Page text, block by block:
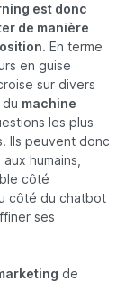
est donc
de manière
En terme
en guise
sur divers
machine
les plus
Ils peuvent donc
humains,
côté
côté du chatbot
ses
de